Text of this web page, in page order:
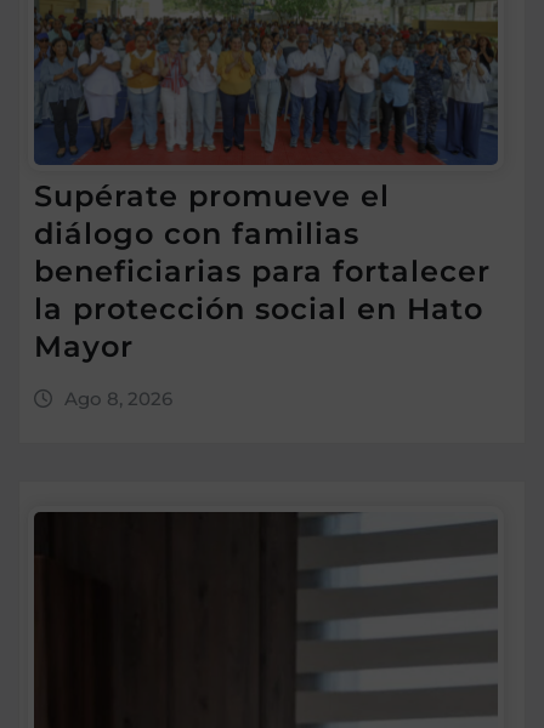
Supérate promueve el
diálogo con familias
beneficiarias para fortalecer
la protección social en Hato
Mayor
Ago 8, 2026